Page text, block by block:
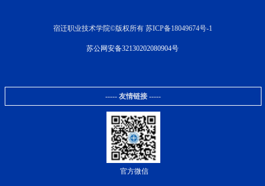
宿迁职业技术学院©版权所有 苏ICP备18049674号-1
苏公网安备32130202080904号
----- 友情链接 -----
官方微信